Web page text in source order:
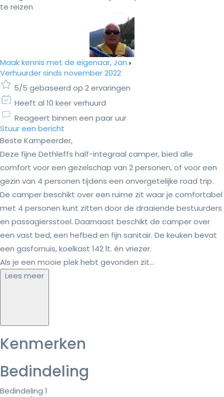
te reizen
Maak kennis met de eigenaar, Jan
Verhuurder sinds november 2022
5/5 gebaseerd op 2 ervaringen
Heeft al 10 keer verhuurd
Reageert binnen een paar uur
Stuur een bericht
Beste Kampeerder,
Deze fijne Dethleffs half-integraal camper, bied alle
comfort voor een gezelschap van 2 personen, of voor een
gezin van 4 personen tijdens een onvergetelijke road trip.
De camper beschikt over een ruime zit waar je comfortabel
met 4 personen kunt zitten door de draaiende bestuurders
en passagiersstoel. Daarnaast beschikt de camper over
een vast bed, een hefbed en fijn sanitair. De keuken bevat
een gasfornuis, koelkast 142 lt. én vriezer.
Als je een mooie plek hebt gevonden zit...
Lees meer
Kenmerken
Bedindeling
Bedindeling 1